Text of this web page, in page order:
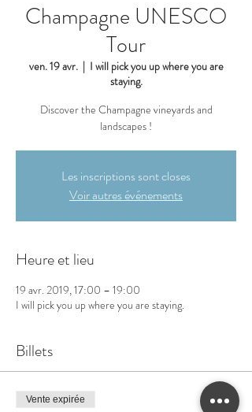
Champagne UNESCO
Tour
ven. 19 avr.
  |
I will pick you up where you are
staying.
Discover the Champagne vineyards and
landscapes !
Les inscriptions sont closes
Voir autres événements
Heure et lieu
19 avr. 2019, 17:00 – 19:00
I will pick you up where you are staying.
Billets
Vente expirée